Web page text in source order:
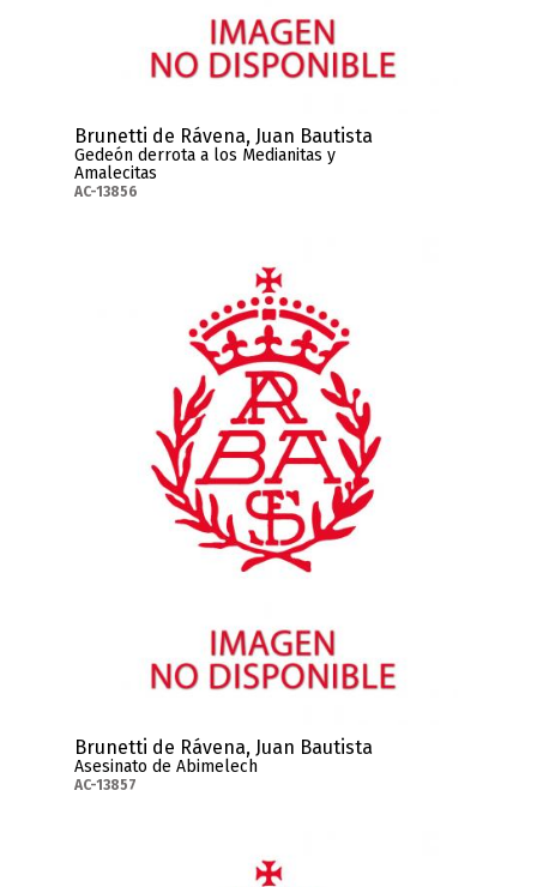
Brunetti de Rávena, Juan Bautista
Gedeón derrota a los Medianitas y
Amalecitas
AC-13856
Brunetti de Rávena, Juan Bautista
Asesinato de Abimelech
AC-13857